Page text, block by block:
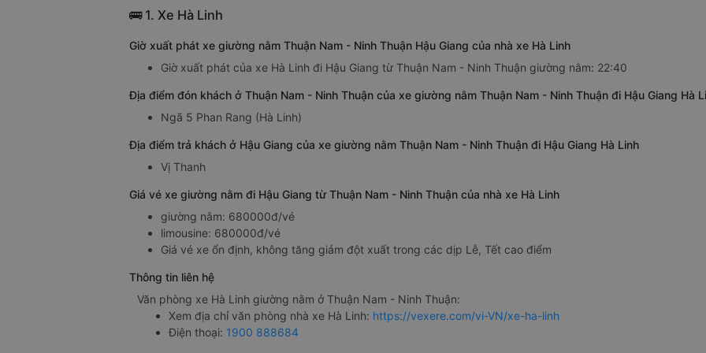
🚌 1. Xe Hà Linh
Giờ xuất phát xe giường nằm Thuận Nam - Ninh Thuận Hậu Giang của nhà xe Hà Linh
Giờ xuất phát của xe Hà Linh đi Hậu Giang từ Thuận Nam - Ninh Thuận giường nằm: 22:40
Địa điểm đón khách ở Thuận Nam - Ninh Thuận của xe giường nằm Thuận Nam - Ninh Thuận đi Hậu Giang Hà
Ngã 5 Phan Rang (Hà Linh)
Địa điểm trả khách ở Hậu Giang của xe giường nằm Thuận Nam - Ninh Thuận đi Hậu Giang Hà Linh
Vị Thanh
Giá vé xe giường nằm đi Hậu Giang từ Thuận Nam - Ninh Thuận của nhà xe Hà Linh
giường nằm: 680000đ/vé
limousine: 680000đ/vé
Giá vé xe ổn định, không tăng giảm đột xuất trong các dịp Lễ, Tết cao điểm
Thông tin liên hệ
Văn phòng xe Hà Linh giường nằm ở Thuận Nam - Ninh Thuận:
Xem địa chỉ văn phòng nhà xe Hà Linh: https://vexere.com/vi-VN/xe-ha-linh
Điện thoại: 1900 888684